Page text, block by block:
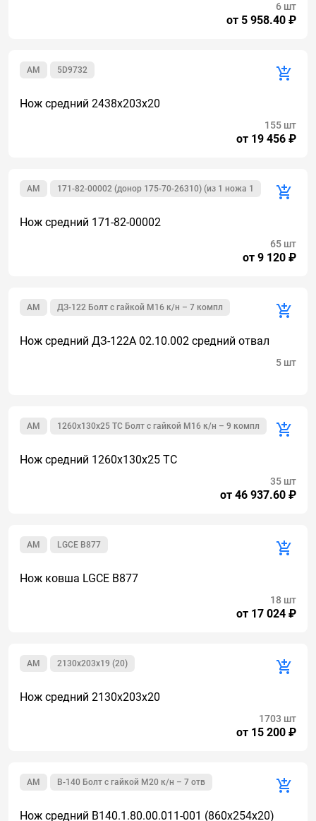
от 5 958.40 ₽
6 шт
5D9732
AM
Нож средний 2438х203х20
от 19 456 ₽
155 шт
171-82-00002 (донор 175-70-26310) (из 1 ножа 1
AM
Нож средний 171-82-00002
от 9 120 ₽
65 шт
ДЗ-122 Болт с гайкой М16 к/н – 7 компл
AM
Нож средний ДЗ-122А 02.10.002 средний отвал
5 шт
1260х130х25 ТС Болт с гайкой М16 к/н – 9 компл
AM
Нож средний 1260х130х25 ТС
от 46 937.60 ₽
35 шт
LGCE B877
AM
Нож ковша LGCE B877
от 17 024 ₽
18 шт
2130х203х19 (20)
AM
Нож средний 2130x203x20
от 15 200 ₽
1703 шт
В-140 Болт с гайкой М20 к/н – 7 отв
AM
Нож средний В140.1.80.00.011-001 (860х254х20)